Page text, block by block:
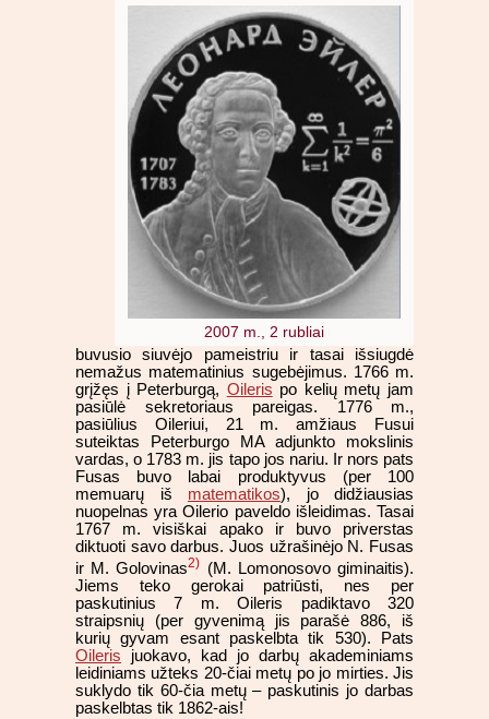
2007 m., 2 rubliai
buvusio siuvėjo pameistriu ir tasai išsiugdė
nemažus matematinius sugebėjimus. 1766 m.
grįžęs į Peterburgą, Oileris po kelių metų jam
pasiūlė sekretoriaus pareigas. 1776 m.,
pasiūlius Oileriui, 21 m. amžiaus Fusui
suteiktas Peterburgo MA adjunkto mokslinis
vardas, o 1783 m. jis tapo jos nariu. Ir nors pats
Fusas buvo labai produktyvus (per 100
memuarų iš matematikos), jo didžiausias
nuopelnas yra Oilerio paveldo išleidimas. Tasai
1767 m. visiškai apako ir buvo priverstas
diktuoti savo darbus. Juos užrašinėjo N. Fusas
ir M. Golovinas2) (M. Lomonosovo giminaitis).
Jiems teko gerokai patriūsti, nes per
paskutinius 7 m. Oileris padiktavo 320
straipsnių (per gyvenimą jis parašė 886, iš
kurių gyvam esant paskelbta tik 530). Pats
Oileris juokavo, kad jo darbų akademiniams
leidiniams užteks 20-čiai metų po jo mirties. Jis
suklydo tik 60-čia metų – paskutinis jo darbas
paskelbtas tik 1862-ais!